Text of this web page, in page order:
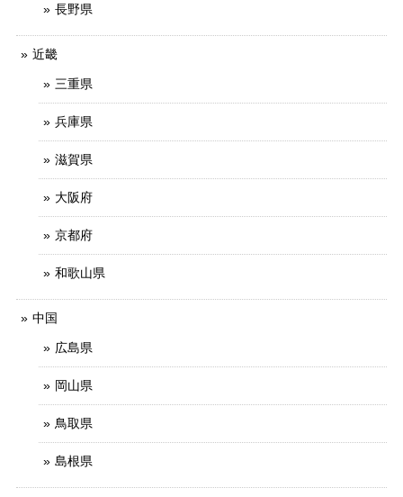
長野県
近畿
三重県
兵庫県
滋賀県
大阪府
京都府
和歌山県
中国
広島県
岡山県
鳥取県
島根県